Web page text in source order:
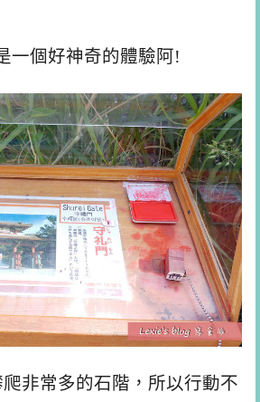
一個好神奇的體驗阿!
非常多的石階，所以行動不